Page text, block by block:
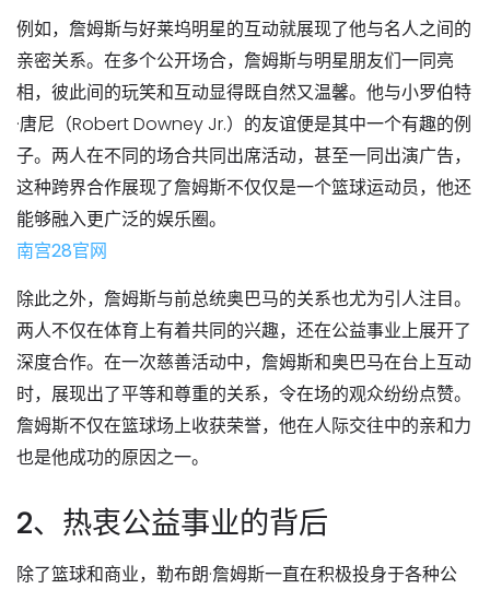
例如，詹姆斯与好莱坞明星的互动就展现了他与名人之间的
亲密关系。在多个公开场合，詹姆斯与明星朋友们一同亮
相，彼此间的玩笑和互动显得既自然又温馨。他与小罗伯特
·唐尼（Robert Downey Jr.）的友谊便是其中一个有趣的例
子。两人在不同的场合共同出席活动，甚至一同出演广告，
这种跨界合作展现了詹姆斯不仅仅是一个篮球运动员，他还
能够融入更广泛的娱乐圈。
南宫28官网
除此之外，詹姆斯与前总统奥巴马的关系也尤为引人注目。
两人不仅在体育上有着共同的兴趣，还在公益事业上展开了
深度合作。在一次慈善活动中，詹姆斯和奥巴马在台上互动
时，展现出了平等和尊重的关系，令在场的观众纷纷点赞。
詹姆斯不仅在篮球场上收获荣誉，他在人际交往中的亲和力
也是他成功的原因之一。
2、热衷公益事业的背后
除了篮球和商业，勒布朗·詹姆斯一直在积极投身于各种公